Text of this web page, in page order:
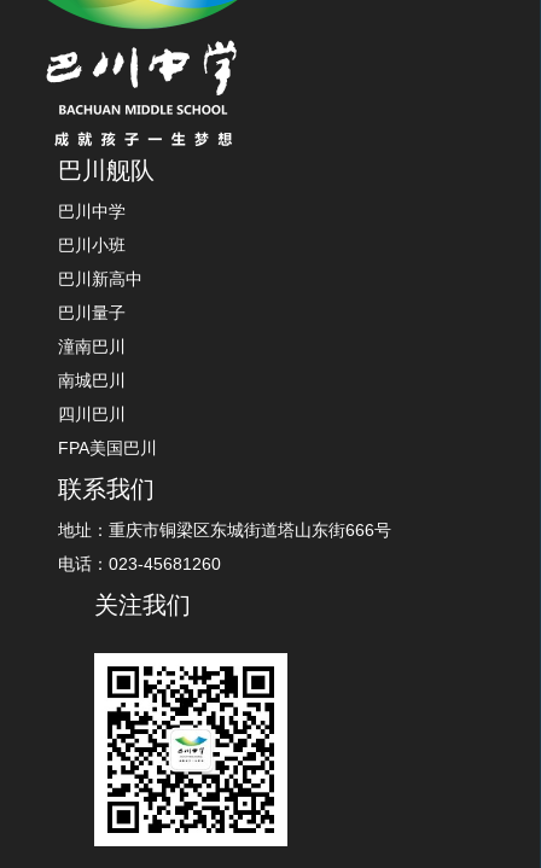
巴川舰队
巴川中学
巴川小班
巴川新高中
巴川量子
潼南巴川
南城巴川
四川巴川
FPA美国巴川
联系我们
地址：重庆市铜梁区东城街道塔山东街666号
电话：023-45681260
关注我们